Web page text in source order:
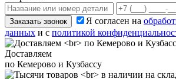
Заказать звонок Я согласен на
данных и с политикой
Доставляем
по Кемерово и Кузбассу